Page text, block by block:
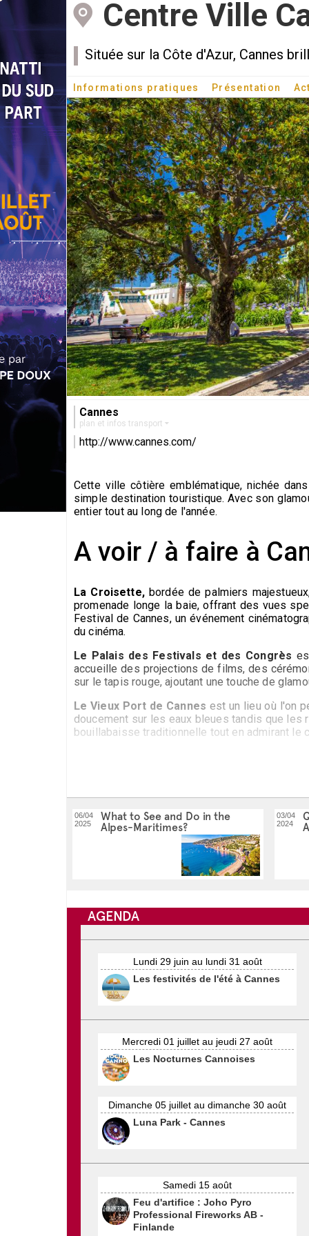
Centre Ville
Située sur la Côte d'Azur, Cannes
Informations pratiques Présentation
Cannes
plan et infos transport
http://www.cannes.com/
Cette ville côtière emblématique, nichée
simple destination touristique. Avec son
entier tout au long de l'année.
A voir / à faire à
La Croisette,bordée de palmiers
promenade longe la baie, offrant des vues
Festival de Cannes, un événement
du cinéma.
Le Palais des Festivals et des Congrès
accueille des projections de films, des
sur le tapis rouge, ajoutant une touche de
Le Vieux Port de Cannes est un lieu où l'on
doucement sur les eaux bleues tandis que
bouillabaisse traditionnelle tout en admirant le
Cannes propose une myriade d'activités
un paradis pour les accros du shopping,
méditerranéenne raffinée, mettant en valeur
06/04
2025
What to See and Do in the
Alpes-Maritimes?
03/04
2024
AGENDA
Lundi 29 juin au lundi 31 août
Les festivités de l'été à Cannes
Mercredi 01 juillet au jeudi 27 août
Les Nocturnes Cannoises
Dimanche 05 juillet au dimanche 30 août
Luna Park - Cannes
Samedi 15 août
Feu d'artifice : Joho Pyro
Professional Fireworks AB -
Finlande